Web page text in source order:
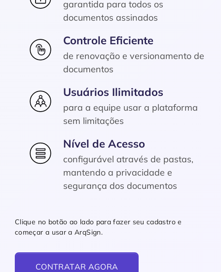
garantida para todos os
documentos assinados
Controle Eficiente
de renovação e versionamento de
documentos
Usuários Ilimitados
para a equipe usar a plataforma
sem limitações
Nível de Acesso
configurável através de pastas,
mantendo a privacidade e
segurança dos documentos
Clique no botão ao lado para fazer seu cadastro e
começar a usar a ArqSign.
CONTRATAR AGORA